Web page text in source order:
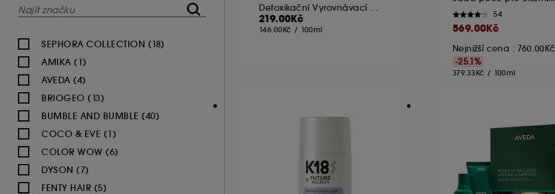
SEPHORA COLLECTION (18)
AMIKA (1)
AVEDA (4)
BRIOGEO (13)
BUMBLE AND BUMBLE (40)
COCO & EVE (1)
COLOR WOW (6)
DYSON (7)
FENTY HAIR (5)
219.00Kč
146.00Kč / 100ml
54
569.00Kč
Nejnižší cena : 760.00Kč
-25.1%
379.33Kč / 100ml